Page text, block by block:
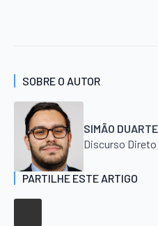
SOBRE O AUTOR
SIMÃO DUARTE
Discurso Direto
PARTILHE ESTE ARTIGO